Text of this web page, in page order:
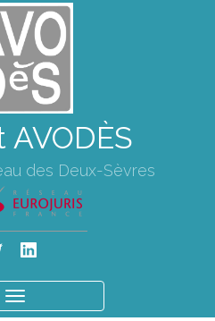
des Deux-Sèvres